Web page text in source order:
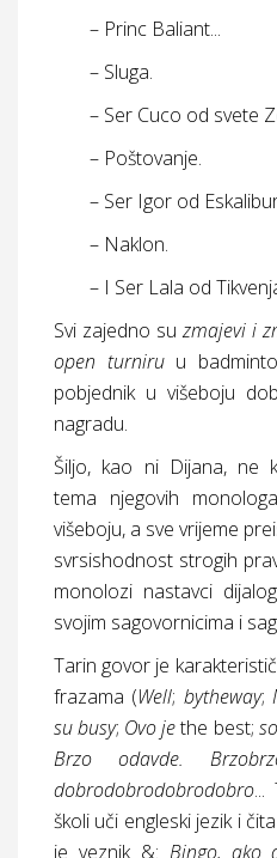
– Princ Baliant...
– Sluga.
– Ser Cuco od svete
– Poštovanje.
– Ser Igor od
– Naklon.
– I Ser Lala od
Svi zajedno suzmajevi i
open turniru u
pobjednik u višeboju
nagradu.
Šiljo, kao ni Dijana, ne
tema njegovih
višeboju, a sve vrijeme
svrsishodnost strogih
monolozi nastavci
svojim sagovornicima i
Tarin govor je
frazama (Well; bytheway;
su busy; Ovo jethe best;
Brzo odavde.
dobrodobrodobrodobro...
školi uči engleski jezik i
je veznik &: Bingo, ako